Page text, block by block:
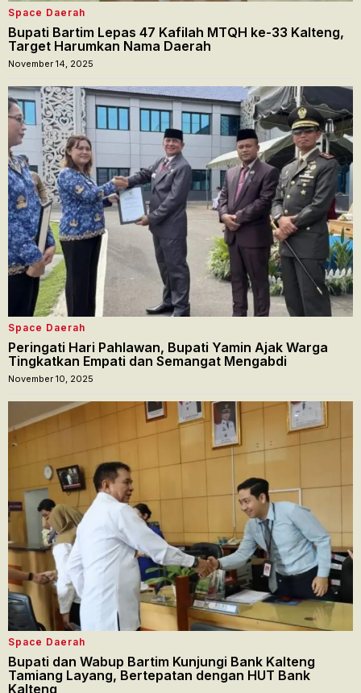
Space Daerah
Bupati Bartim Lepas 47 Kafilah MTQH ke-33 Kalteng,
Target Harumkan Nama Daerah
November 14, 2025
Space Daerah
Peringati Hari Pahlawan, Bupati Yamin Ajak Warga
Tingkatkan Empati dan Semangat Mengabdi
November 10, 2025
Space Daerah
Bupati dan Wabup Bartim Kunjungi Bank Kalteng
Tamiang Layang, Bertepatan dengan HUT Bank
Kalteng